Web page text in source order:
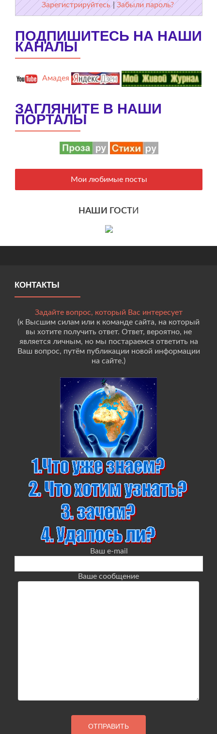
Зарегистрируйтесь |Забыли пароль?
ПОДПИШИТЕСЬ НА НАШИ
КАНАЛЫ
Амадея
ЗАГЛЯНИТЕ В НАШИ
ПОРТАЛЫ
Мои любимые посты
НАШИ ГОСТИ
КОНТАКТЫ
Задайте вопрос, который Вас интересует
(к Высшим силам или к команде сайта, на который
вы хотите получить ответ. Ответ, вероятно, не
является личным, но мы постараемся ответить на
Ваш вопрос, путём публикации новой информации
на сайте.)
Ваш e-mail
Ваше сообщение